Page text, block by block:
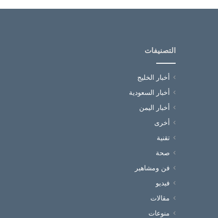
التصنيفات
أخبار الخليج
أخبار السعودية
أخبار اليمن
أخرى
تقنية
صحة
فن ومشاهير
فيديو
مقالات
منوعات